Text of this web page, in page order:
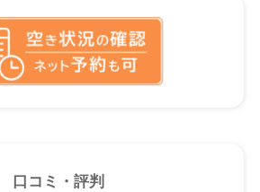
口コミ・評判